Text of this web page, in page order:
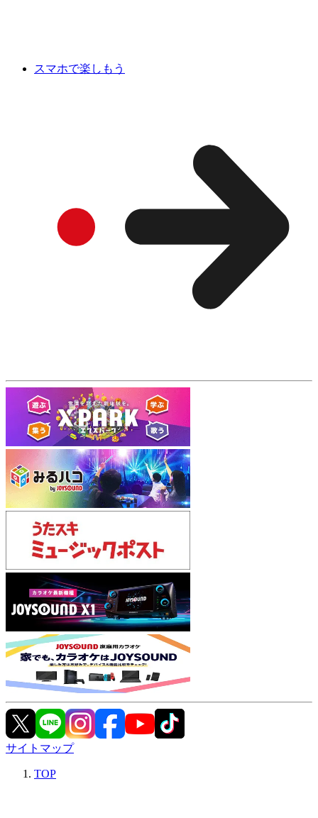
スマホで楽しもう
サイトマップ
TOP